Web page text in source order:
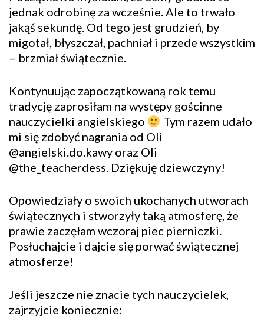
jednak odrobinę za wcześnie. Ale to trwało
jakąś sekundę. Od tego jest grudzień, by
migotał, błyszczał, pachniał i przede wszystkim
– brzmiał świątecznie.
Kontynuując zapoczątkowaną rok temu
tradycję zaprosiłam na występy gościnne
nauczycielki angielskiego
Tym razem udało
mi się zdobyć nagrania od Oli
@angielski.do.kawy oraz Oli
@the_teacherdess. Dziękuję dziewczyny!
Opowiedziały o swoich ukochanych utworach
świątecznych i stworzyły taką atmosferę, że
prawie zaczęłam wczoraj piec pierniczki.
Posłuchajcie i dajcie się porwać świątecznej
atmosferze!
Jeśli jeszcze nie znacie tych nauczycielek,
zajrzyjcie koniecznie: